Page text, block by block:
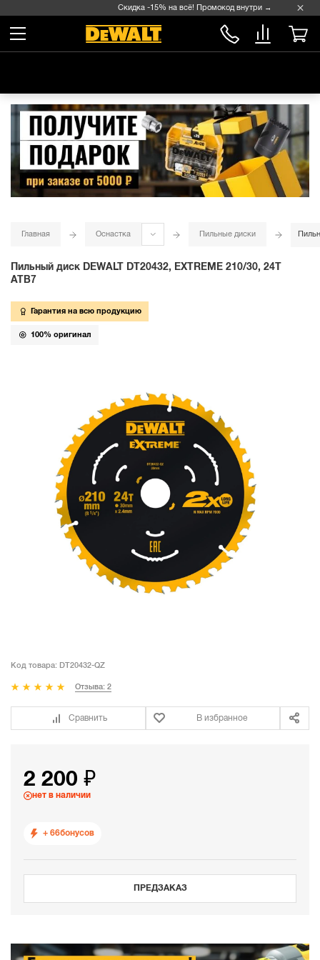
Скидка -15% на всё! Промокод внутри →
Главная Оснастка Пильные диски
Пильный диск DEWALT DT20432, EXTREME 210/30, 24T
ATB7
Гарантия на всю продукцию
100% оригинал
Код товара: DT20432-QZ
Отзыва: 2
Сравнить В избранное
2 200 ₽
нет в наличии
+ 66бонусов
ПРЕДЗАКАЗ